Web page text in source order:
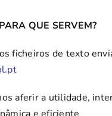
QUE SERVEM?
ficheiros de texto
aferir a utilidade,